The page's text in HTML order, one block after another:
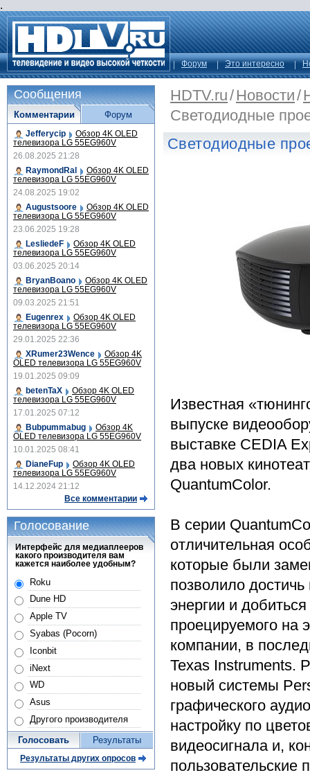
.
Форум Это интересно
HDTV.ru/Новости/
Светодиодные
Светодиодные
Известная
выпуске
выставке CEDIA
два новых
QuantumColor.
В серии
отличительная
которые были
позволило
энергии и
проецируемого на
компании, в
Texas Instruments.
новый системы
графического
настройку по
видеосигнала и,
пользовательские
Сообщения
Комментарии
Jefferycip Обзор 4K OLED
телевизора LG 55EG960V
26.08.2025 21:28
RaymondRal
Обзор 4K OLED
телевизора LG 55EG960V
24.08.2025 19:02
Augustsoore
Обзор 4K OLED
телевизора LG 55EG960V
23.06.2025 19:28
LesliedeF
Обзор 4K OLED
телевизора LG 55EG960V
03.06.2025 20:14
BryanBoano
Обзор 4K OLED
телевизора LG 55EG960V
09.03.2025 21:51
Eugenrex
Обзор 4K OLED
телевизора LG 55EG960V
29.01.2025 22:36
XRumer23Wence
Обзор 4K
OLED телевизора LG 55EG960V
19.01.2025 09:09
betenTaX
Обзор 4K OLED
телевизора LG 55EG960V
17.01.2025 07:12
Bubpummabug
Обзор 4K
OLED телевизора LG 55EG960V
10.01.2025 08:41
DianeFup
Обзор 4K OLED
телевизора LG 55EG960V
14.12.2024 21:12
Все комментарии
Форум
Голосование
Интерфейс для медиаплееров
какого производителя вам
кажется наиболее удобным?
Roku
Dune HD
Apple TV
Syabas (Pocorn)
Iconbit
iNext
WD
Asus
Другого производителя
Голосовать Результаты
Результаты других опросов